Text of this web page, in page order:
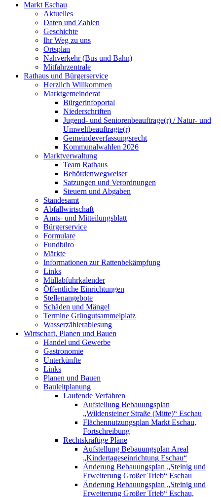
Markt Eschau
Aktuelles
Daten und Zahlen
Geschichte
Ihr Weg zu uns
Ortsplan
Nahverkehr (Bus und Bahn)
Mitfahrzentrale
Rathaus und Bürgerservice
Herzlich Willkommen
Marktgemeinderat
Bürgerinfoportal
Niederschriften
Jugend- und Seniorenbeauftrage(r) / Natur- und
Umweltbeauftragte(r)
Gemeindeverfassungsrecht
Kommunalwahlen 2026
Marktverwaltung
Team Rathaus
Behördenwegweiser
Satzungen und Verordnungen
Steuern und Abgaben
Standesamt
Abfallwirtschaft
Amts- und Mitteilungsblatt
Bürgerservice
Formulare
Fundbüro
Märkte
Informationen zur Rattenbekämpfung
Links
Müllabfuhrkalender
Öffentliche Einrichtungen
Stellenangebote
Schäden und Mängel
Termine Grüngutsammelplatz
Wasserzählerablesung
Wirtschaft, Planen und Bauen
Handel und Gewerbe
Gastronomie
Unterkünfte
Links
Planen und Bauen
Bauleitplanung
Laufende Verfahren
Aufstellung Bebauungsplan
„Wildensteiner Straße (Mitte)“ Eschau
Flächennutzungsplan Markt Eschau,
Fortschreibung
Rechtskräftige Pläne
Aufstellung Bebauungsplan Areal
„Kindertageseinrichtung Eschau“
Änderung Bebauungsplan „Steinig und
Erweiterung Großer Trieb“ Eschau
Änderung Bebauungsplan „Steinig und
Erweiterung Großer Trieb“ Eschau,